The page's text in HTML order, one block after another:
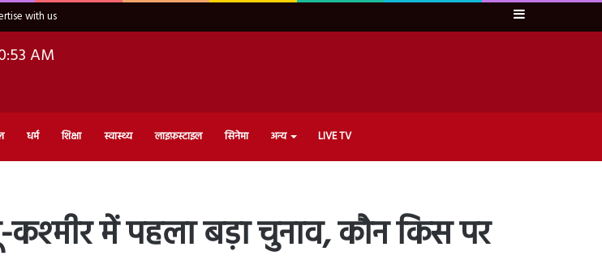
with us Sidebar
AM
धर्म शिक्षा स्वास्थ्य लाइफ़स्टाइल सिनेमा अन्य LIVE TV
में पहला बड़ा चुनाव, कौन किस पर